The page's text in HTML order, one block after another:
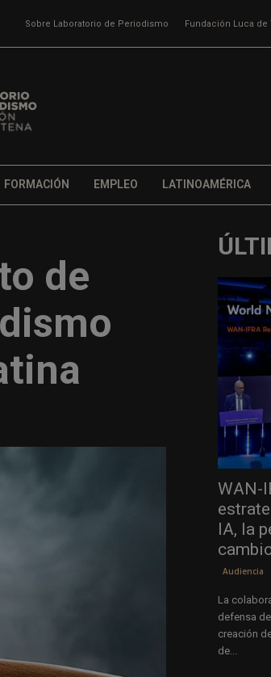
Sobre Laboratorio de Periodismo Fundación Luca de
FORMACIÓN EMPLEO LATINOAMÉRICA
de
WAN-
IA, la
Audiencia
La
defensa
creación
de...